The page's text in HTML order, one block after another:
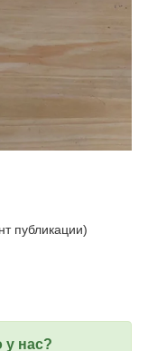
публикации)
у нас?